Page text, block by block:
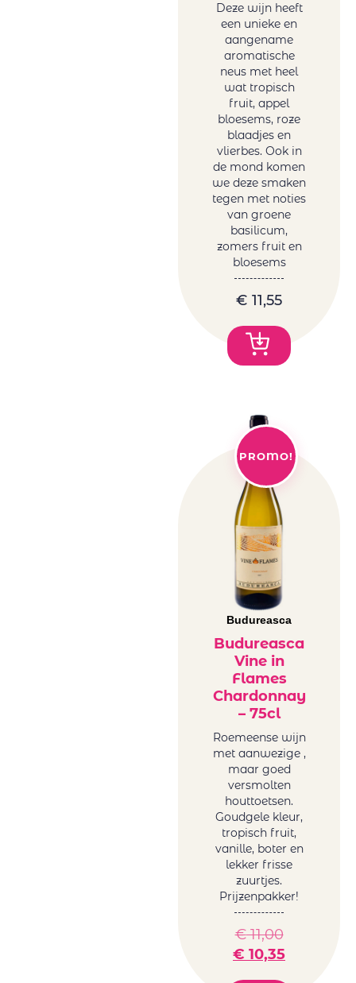
Deze wijn heeft
een unieke en
aangename
aromatische
neus met heel
wat tropisch
fruit, appel
bloesems, roze
blaadjes en
vlierbes. Ook in
de mond komen
we deze smaken
tegen met noties
van groene
basilicum,
zomers fruit en
bloesems
€ 11,55
PROMO!
Budureasca
Budureasca
Vine in
Flames
Chardonnay
– 75cl
Roemeense wijn
met aanwezige ,
maar goed
versmolten
houttoetsen.
Goudgele kleur,
tropisch fruit,
vanille, boter en
lekker frisse
zuurtjes.
Prijzenpakker!
€11,00
€ 10,35